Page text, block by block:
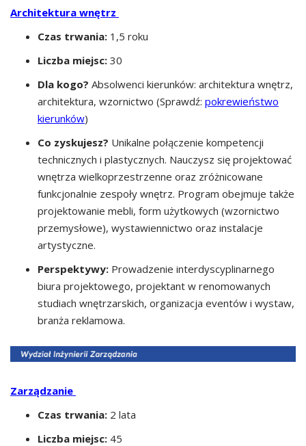
Architektura wnętrz
Czas trwania: 1,5 roku
Liczba miejsc: 30
Dla kogo? Absolwenci kierunków: architektura wnętrz,
architektura, wzornictwo (Sprawdź: pokrewieństwo
kierunków)
Co zyskujesz? Unikalne połączenie kompetencji
technicznych i plastycznych. Nauczysz się projektować
wnętrza wielkoprzestrzenne oraz zróżnicowane
funkcjonalnie zespoły wnętrz. Program obejmuje także
projektowanie mebli, form użytkowych (wzornictwo
przemysłowe), wystawiennictwo oraz instalacje
artystyczne.
Perspektywy: Prowadzenie interdyscyplinarnego
biura projektowego, projektant w renomowanych
studiach wnętrzarskich, organizacja eventów i wystaw,
branża reklamowa.
Zarządzanie
Czas trwania: 2 lata
Liczba miejsc: 45